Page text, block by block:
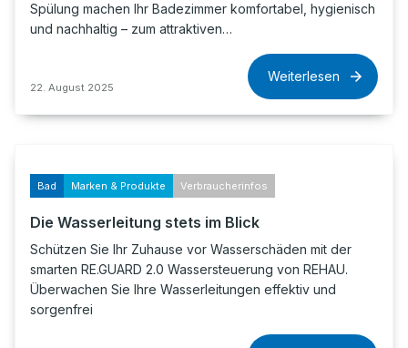
Spülung machen Ihr Badezimmer komfortabel, hygienisch
und nachhaltig – zum attraktiven…
22. August 2025
Weiterlesen
Bad Marken & Produkte Verbraucherinfos
Die Wasserleitung stets im Blick
Schützen Sie Ihr Zuhause vor Wasserschäden mit der
smarten RE.GUARD 2.0 Wassersteuerung von REHAU.
Überwachen Sie Ihre Wasserleitungen effektiv und
sorgenfrei